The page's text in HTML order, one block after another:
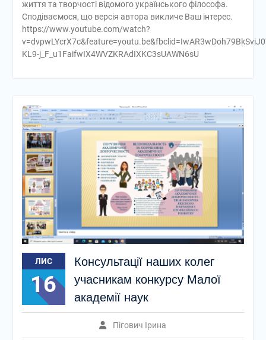
життя та творчості відомого українського філософа.
Сподіваємося, що версія автора викличе Ваш інтерес.
https://www.youtube.com/watch?
KL9-j_F_u1FaifwIX4WVZKRAdIXKC3sUAWN6sU
ЛИС
16
Консультації наших колег
учасникам конкурсу Малої
академії наук
Пігович Ірина